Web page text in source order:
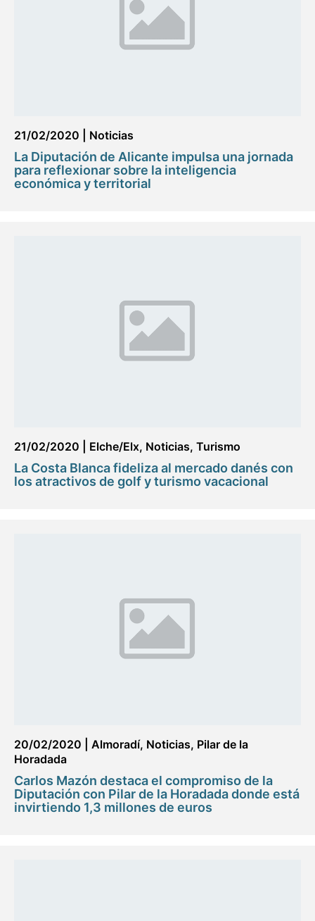
21/02/2020 Noticias
La Diputación de Alicante impulsa una jornada
para reflexionar sobre la inteligencia
económica y territorial
21/02/2020 Elche/Elx, Noticias, Turismo
La Costa Blanca fideliza al mercado danés con
los atractivos de golf y turismo vacacional
20/02/2020 Almoradí, Noticias, Pilar de la
Horadada
Carlos Mazón destaca el compromiso de la
Diputación con Pilar de la Horadada donde está
invirtiendo 1,3 millones de euros